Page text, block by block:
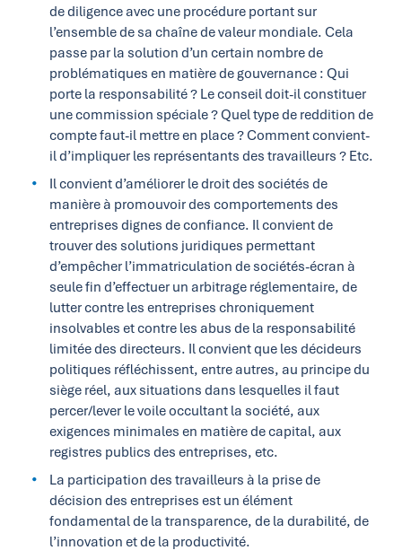
de diligence avec une procédure portant sur
l’ensemble de sa chaîne de valeur mondiale. Cela
passe par la solution d’un certain nombre de
problématiques en matière de gouvernance : Qui
porte la responsabilité ? Le conseil doit-il constituer
une commission spéciale ? Quel type de reddition de
compte faut-il mettre en place ? Comment convient-
il d’impliquer les représentants des travailleurs ? Etc.
Il convient d’améliorer le droit des sociétés de
manière à promouvoir des comportements des
entreprises dignes de confiance. Il convient de
trouver des solutions juridiques permettant
d’empêcher l’immatriculation de sociétés-écran à
seule fin d’effectuer un arbitrage réglementaire, de
lutter contre les entreprises chroniquement
insolvables et contre les abus de la responsabilité
limitée des directeurs. Il convient que les décideurs
politiques réfléchissent, entre autres, au principe du
siège réel, aux situations dans lesquelles il faut
percer/lever le voile occultant la société, aux
exigences minimales en matière de capital, aux
registres publics des entreprises, etc.
La participation des travailleurs à la prise de
décision des entreprises est un élément
fondamental de la transparence, de la durabilité, de
l’innovation et de la productivité.